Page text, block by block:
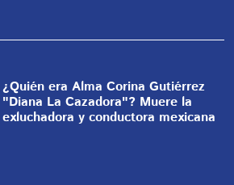
¿Quién era Alma Corina Gutiérrez
"Diana La Cazadora"? Muere la
exluchadora y conductora mexicana